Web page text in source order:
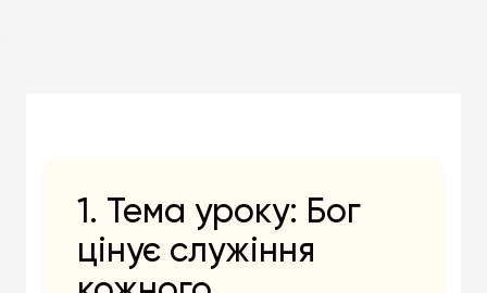
1. Тема уроку: Бог
цінує служіння